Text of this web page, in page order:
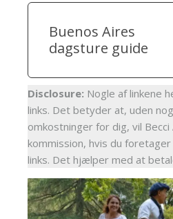
Buenos Aires
dagsture guide
Disclosure: Nogle af linkene
links. Det betyder at, uden
omkostninger for dig, vil
kommission, hvis du
links. Det hjælper med at